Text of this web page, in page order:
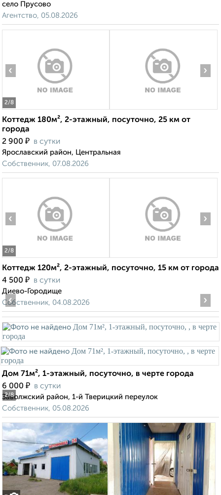
село Прусово
Агентство, 05.08.2026
2/8
‹ ›
Коттедж 180м², 2-этажный, посуточно, 25 км от
города
2 900 ₽ в сутки
Ярославский район, Центральная
Собственник, 07.08.2026
2/8
‹ ›
Коттедж 120м², 2-этажный, посуточно, 15 км от города
4 500 ₽ в сутки
Диево-Городище
Собственник, 04.08.2026
2/8
‹ ›
Дом 71м², 1-этажный, посуточно, в черте города
6 000 ₽ в сутки
Заволжский район, 1-й Тверицкий переулок
Собственник, 05.08.2026